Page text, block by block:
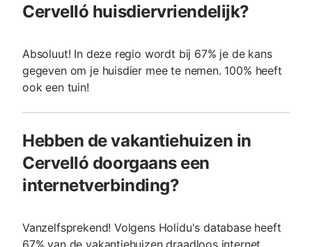
Cervelló huisdiervriendelijk?
Absoluut! In deze regio wordt bij 67% je de kans
gegeven om je huisdier mee te nemen. 100% heeft
ook een tuin!
Hebben de vakantiehuizen in
Cervelló doorgaans een
internetverbinding?
Vanzelfsprekend! Volgens Holidu's database heeft
67% van de vakantiehuizen draadloos internet.